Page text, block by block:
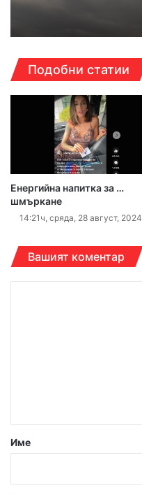
Подобни статии
Енергийна напитка за …
шмъркане
14:21ч, сряда, 28 август, 2024
Вашият коментар
р
Име